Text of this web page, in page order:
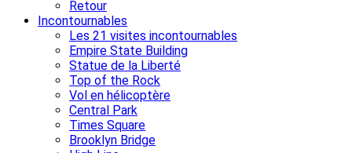
Retour
Incontournables
Les 21 visites incontournables
Empire State Building
Statue de la Liberté
Top of the Rock
Vol en hélicoptère
Central Park
Times Square
Brooklyn Bridge